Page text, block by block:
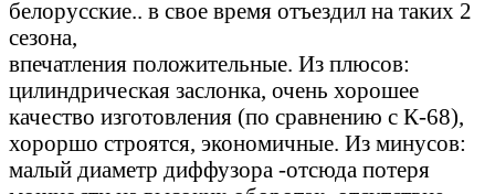
белорусские.. в свое время отъездил на таких 2
сезона,
впечатления положительные. Из плюсов:
цилиндрическая заслонка, очень хорошее
качество изготовления (по сравнению с К-68),
хороршо строятся, экономичные. Из минусов:
малый диаметр диффузора -отсюда потеря